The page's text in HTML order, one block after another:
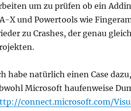
um zu prüfen ob ein
X und Powertools wie
zu Crashes, der genau
habe natürlich einen Case
Microsoft haufenweise
connect.microsoft.com/